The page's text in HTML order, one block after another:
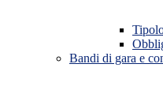
Bandi di gara e